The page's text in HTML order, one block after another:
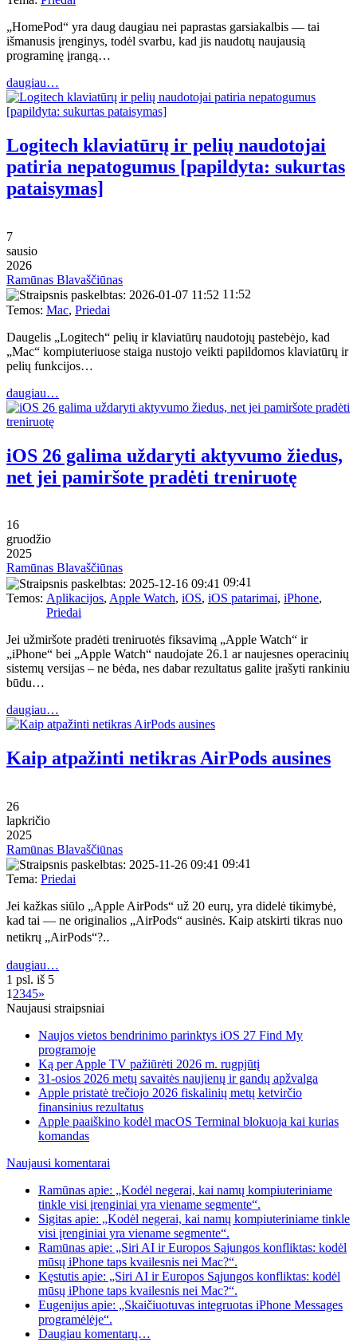
„HomePod“ yra daug daugiau nei paprastas garsiakalbis — tai
išmanusis įrenginys, todėl svarbu, kad jis naudotų naujausią
programinę įrangą…
daugiau…
Logitech klaviatūrų ir pelių naudotojai
patiria nepatogumus [papildyta: sukurtas
pataisymas]
7
sausio
2026
Ramūnas Blavaščiūnas
11:52
Temos: Mac, Priedai
Daugelis „Logitech“ pelių ir klaviatūrų naudotojų pastebėjo, kad
„Mac“ kompiuteriuose staiga nustojo veikti papildomos klaviatūrų ir
pelių funkcijos…
daugiau…
iOS 26 galima uždaryti aktyvumo žiedus,
net jei pamiršote pradėti treniruotę
16
gruodžio
2025
Ramūnas Blavaščiūnas
09:41
Temos: Aplikacijos, Apple Watch, iOS, iOS patarimai, iPhone,
Priedai
Jei užmiršote pradėti treniruotės fiksavimą „Apple Watch“ ir
„iPhone“ bei „Apple Watch“ naudojate 26.1 ar naujesnes operacinių
sistemų versijas – ne bėda, nes dabar rezultatus galite įrašyti rankiniu
būdu…
daugiau…
Kaip atpažinti netikras AirPods ausines
26
lapkričio
2025
Ramūnas Blavaščiūnas
09:41
Tema: Priedai
Jei kažkas siūlo „Apple AirPods“ už 20 eurų, yra didelė tikimybė,
kad tai — ne originalios „AirPods“ ausinės. Kaip atskirti tikras nuo
netikrų „AirPods“?‥
daugiau…
1 psl. iš 5
1 2345»
Naujausi straipsniai
Naujos vietos bendrinimo parinktys iOS 27 Find My
programoje
Ką per Apple TV pažiūrėti 2026 m. rugpjūtį
31-osios 2026 metų savaitės naujienų ir gandų apžvalga
Apple pristatė trečiojo 2026 fiskalinių metų ketvirčio
finansinius rezultatus
Apple paaiškino kodėl macOS Terminal blokuoja kai kurias
komandas
Naujausi komentarai
Ramūnas apie: „Kodėl negerai, kai namų kompiuteriniame
tinkle visi įrenginiai yra viename segmente“.
Sigitas apie: „Kodėl negerai, kai namų kompiuteriniame tinkle
visi įrenginiai yra viename segmente“.
Ramūnas apie: „Siri AI ir Europos Sąjungos konfliktas: kodėl
mūsų iPhone taps kvailesnis nei Mac?“.
Kęstutis apie: „Siri AI ir Europos Sąjungos konfliktas: kodėl
mūsų iPhone taps kvailesnis nei Mac?“.
Eugenijus apie: „Skaičiuotuvas integruotas iPhone Messages
programėlėje“.
Daugiau komentarų…